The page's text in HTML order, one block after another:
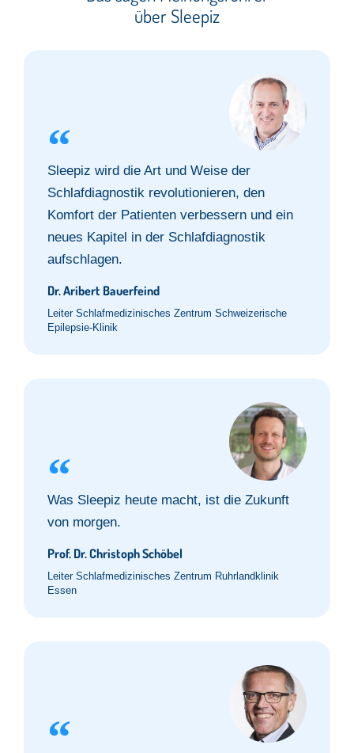
über Sleepiz
Sleepiz wird die Art und Weise der
Schlafdiagnostik revolutionieren, den
Komfort der Patienten verbessern und ein
neues Kapitel in der Schlafdiagnostik
aufschlagen.
Dr. Aribert Bauerfeind
Leiter Schlafmedizinisches Zentrum Schweizerische
Epilepsie-Klinik
Was Sleepiz heute macht, ist die Zukunft
von morgen.
Prof. Dr. Christoph Schöbel
Leiter Schlafmedizinisches Zentrum Ruhrlandklinik
Essen